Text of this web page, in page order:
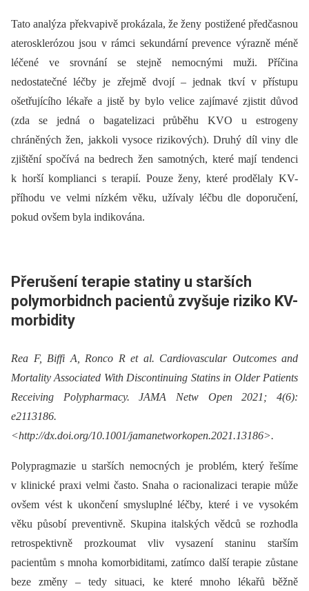
Tato analýza překvapivě prokázala, že ženy postižené předčasnou
aterosklerózou jsou v rámci sekundární prevence výrazně méně
léčené ve srovnání se stejně nemocnými muži. Příčina
nedostatečné léčby je zřejmě dvojí –⁠ jednak tkví v přístupu
ošetřujícího lékaře a jistě by bylo velice zajímavé zjistit důvod
(zda se jedná o bagatelizaci průběhu KVO u estrogeny
chráněných žen, jakkoli vysoce rizikových). Druhý díl viny dle
zjištění spočívá na bedrech žen samotných, které mají tendenci
k horší komplianci s terapií. Pouze ženy, které prodělaly KV-
příhodu ve velmi nízkém věku, užívaly léčbu dle doporučení,
pokud ovšem byla indikována.
Přerušení terapie statiny u starších
polymorbidnch pacientů zvyšuje riziko KV-
morbidity
Rea F, Biffi A, Ronco R et al. Cardiovascular Outcomes and
Mortality Associated With Discontinuing Statins in Older Patients
Receiving Polypharmacy. JAMA Netw Open 2021; 4(6):
e2113186.
<http://dx.doi.org/10.1001/jamanetworkopen.2021.13186>.
Polypragmazie u starších nemocných je problém, který řešíme
v klinické praxi velmi často. Snaha o racionalizaci terapie může
ovšem vést k ukončení smysluplné léčby, které i ve vysokém
věku působí preventivně. Skupina italských vědců se rozhodla
retrospektivně prozkoumat vliv vysazení staninu starším
pacientům s mnoha komorbiditami, zatímco další terapie zůstane
beze změny –⁠ tedy situaci, ke které mnoho lékařů běžně